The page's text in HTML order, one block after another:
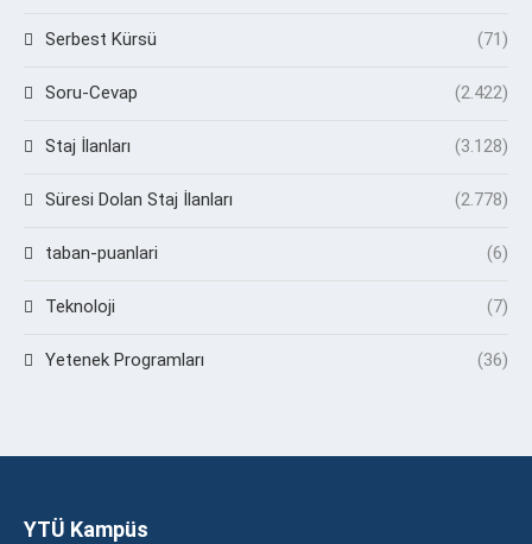
Serbest Kürsü (71)
Soru-Cevap (2.422)
Staj İlanları (3.128)
Süresi Dolan Staj İlanları (2.778)
taban-puanlari (6)
Teknoloji (7)
Yetenek Programları (36)
YTÜ Kampüs